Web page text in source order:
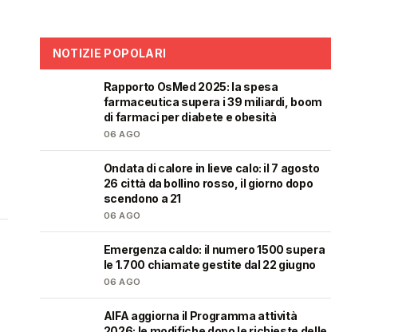
NOTIZIE POPOLARI
Rapporto OsMed 2025: la spesa
farmaceutica supera i 39 miliardi, boom
di farmaci per diabete e obesità
06 AGO
Ondata di calore in lieve calo: il 7 agosto
26 città da bollino rosso, il giorno dopo
scendono a 21
06 AGO
Emergenza caldo: il numero 1500 supera
le 1.700 chiamate gestite dal 22 giugno
06 AGO
AIFA aggiorna il Programma attività